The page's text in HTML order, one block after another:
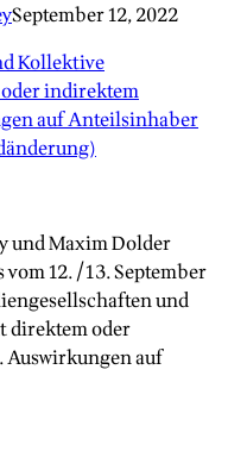
September 12, 2022
Kollektive
indirektem
auf Anteilsinhaber
und Maxim Dolder
vom 12./13. September
und
direktem oder
auf